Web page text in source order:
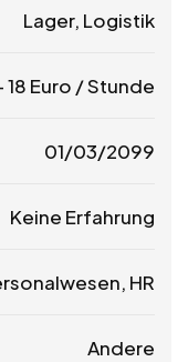
Lager, Logistik
18 Euro / Stunde
01/03/2099
Keine Erfahrung
HR
Andere